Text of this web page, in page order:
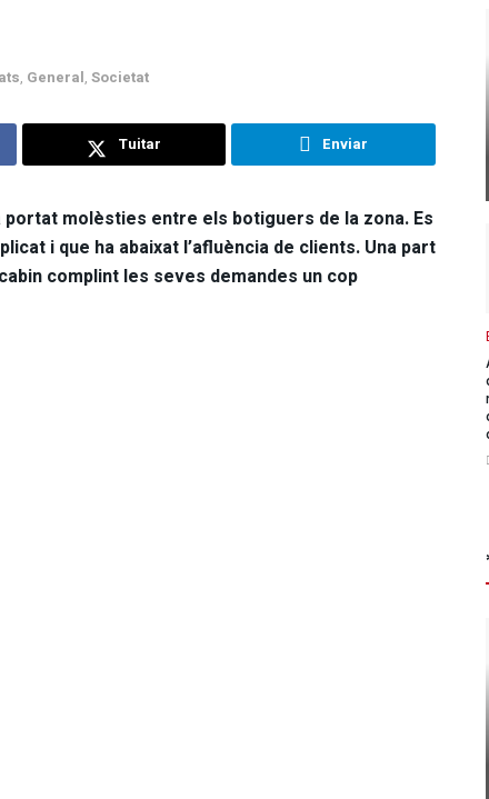
, General,Societat
Tuitar Enviar
molèsties entre els botiguers de la zona. Es
i que ha abaixat l’afluència de clients. Una part
complint les seves demandes un cop